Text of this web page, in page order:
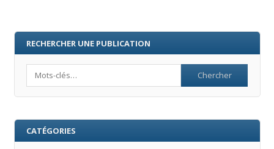
RECHERCHER UNE PUBLICATION
CATÉGORIES